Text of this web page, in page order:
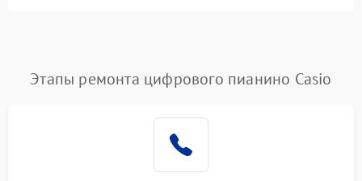
Этапы ремонта цифрового пианино Casio